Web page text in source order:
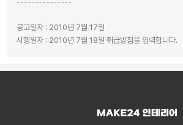
공고일자 : 2010년 7월 17일
시행일자 : 2010년 7월 18일 취급방침을 입력합니다.